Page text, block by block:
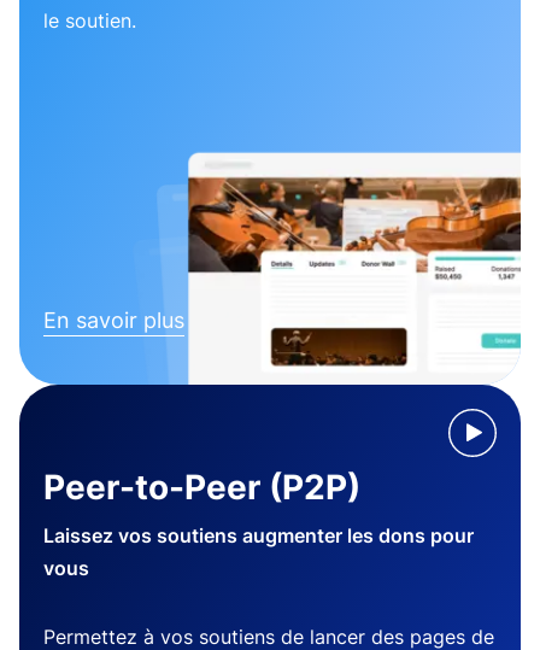
le soutien.
En savoir plus
Peer-to-Peer (P2P)
Laissez vos soutiens augmenter les dons pour
vous
Permettez à vos soutiens de lancer des pages de